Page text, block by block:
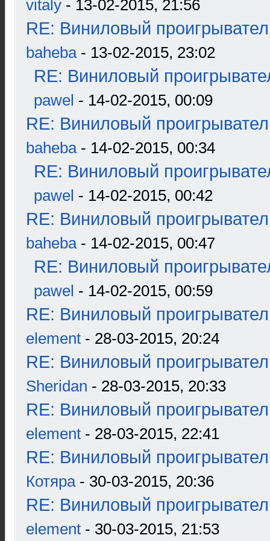
vitaly - 13-02-2015, 21:56
RE: Виниловый
baheba- 13-02-2015, 23:02
RE: Виниловый
pawel - 14-02-2015, 00:09
RE: Виниловый
baheba- 14-02-2015, 00:34
RE: Виниловый
pawel - 14-02-2015, 00:42
RE: Виниловый
baheba- 14-02-2015, 00:47
RE: Виниловый
pawel - 14-02-2015, 00:59
RE: Виниловый
element - 28-03-2015, 20:24
RE: Виниловый
Sheridan - 28-03-2015, 20:33
RE: Виниловый
element - 28-03-2015, 22:41
RE: Виниловый
Котяра- 30-03-2015, 20:36
RE: Виниловый
element - 30-03-2015, 21:53